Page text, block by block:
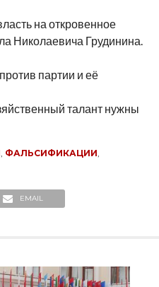
на откровенное
Николаевича Грудинина.
партии и её
талант нужны
, ФАЛЬСИФИКАЦИИ,
EMAIL